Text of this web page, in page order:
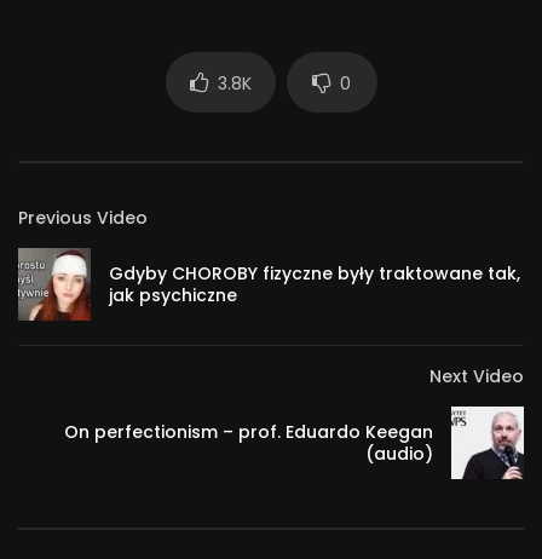
Facebook: http://www.facebook.com/haniaess
Instagram: http://instagram.com/hania.es/
Blog: http://www.hania.es/
65 102
3.8K 0
Previous Video
Gdyby CHOROBY fizyczne były traktowane tak,
jak psychiczne
Next Video
On perfectionism – ​prof. Eduardo Keegan
(audio)